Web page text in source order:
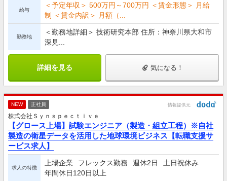
給与
＜予定年収＞ 500万円～700万円 ＜賃金形態＞ 月給
制 ＜賃金内訳＞ 月額（...
勤務地
＜勤務地詳細＞ 技術研究本部 住所：神奈川県大和市
深見...
詳細を見る 気になる！
NEW 正社員 情報提供元
株式会社Ｓｙｎｓｐｅｃｔｉｖｅ
【グロース上場】試験エンジニア（製造・組立工程）※自社
製造の衛星データを活用した地球環境ビジネス【転職支援サ
ービス求人】
求人の特徴
上場企業 フレックス勤務 週休2日
土日祝休み
年間休日120日以上